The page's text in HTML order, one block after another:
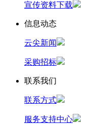
宣传资料下载
信息动态
云尖新闻
采购招标
联系我们
联系方式
服务支持中心